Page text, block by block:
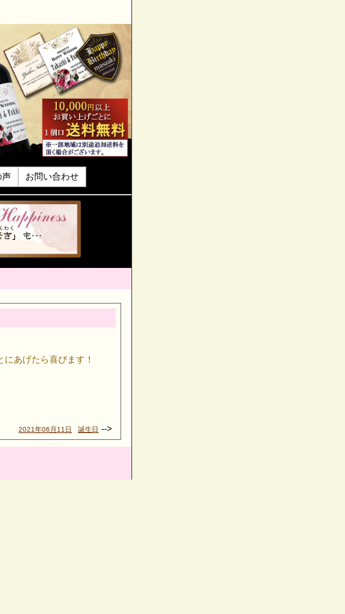
声 お問い合わせ
あげたら喜びます！
2021年06月11日 誕生日 -->